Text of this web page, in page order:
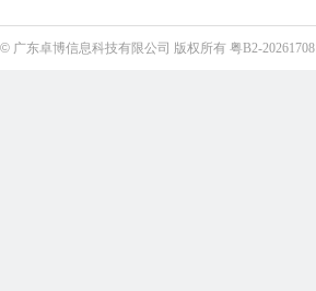
© 广东卓博信息科技有限公司 版权所有 粤B2-20261708